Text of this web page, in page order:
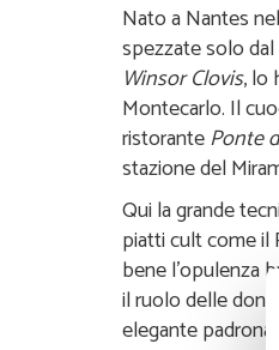
Nato a Nantes
spezzate solo dal
Winsor Clovis, lo
Montecarlo. Il
ristorantePonte
stazione del
Qui la grande
piatti cult come il
bene l’opulenza
il ruolo delle
elegante padrona